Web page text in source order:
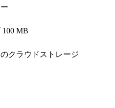
MB
クラウドストレージ